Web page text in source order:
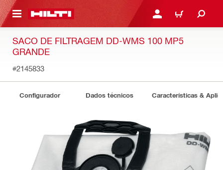
CONTENT ENTRAR OU REGISTAR
CARRINHO
SACO DE FILTRAGEM DD-WMS 100 MP5
GRANDE
#2145833
Configurador Dados técnicos Características &